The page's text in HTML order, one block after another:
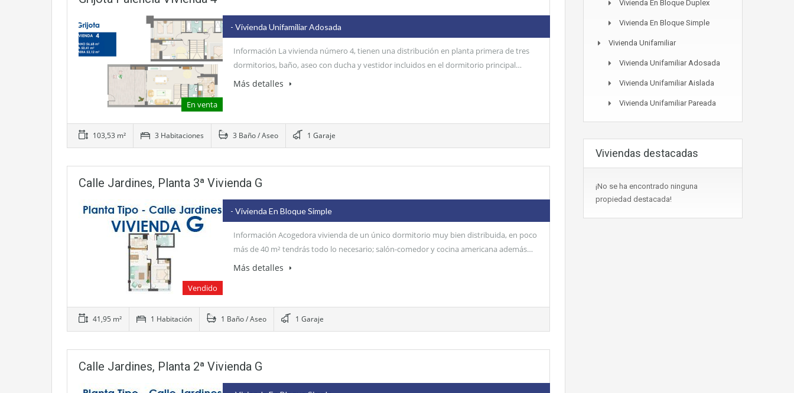
En venta
- Vivienda Unifamiliar Adosada
Información La vivienda número 4, tienen una distribución en planta primera de tres
dormitorios, baño, aseo con ducha y vestidor incluidos en el dormitorio principal…
Más detalles
103,53 m² 3 Habitaciones 3 Baño / Aseo 1 Garaje
Calle Jardines, Planta 3ª Vivienda G
Vendido
- Vivienda En Bloque Simple
Información Acogedora vivienda de un único dormitorio muy bien distribuida, en poco
más de 40 m² tendrás todo lo necesario; salón-comedor y cocina americana además…
Más detalles
41,95 m² 1 Habitación 1 Baño / Aseo 1 Garaje
Calle Jardines, Planta 2ª Vivienda G
Vivienda En Bloque Duplex
Vivienda En Bloque Simple
Vivienda Unifamiliar
Vivienda Unifamiliar Adosada
Vivienda Unifamiliar Aislada
Vivienda Unifamiliar Pareada
Viviendas destacadas
¡No se ha encontrado ninguna
propiedad destacada!